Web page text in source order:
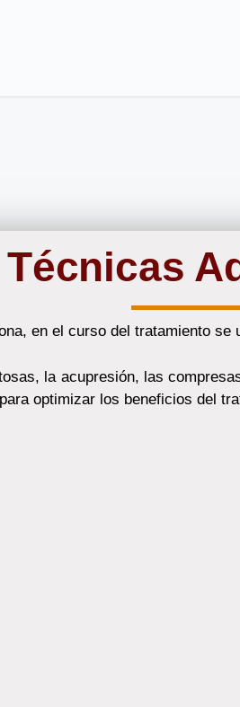
Técnicas
en el curso del tratamiento
la acupresión, las
optimizar los beneficios del